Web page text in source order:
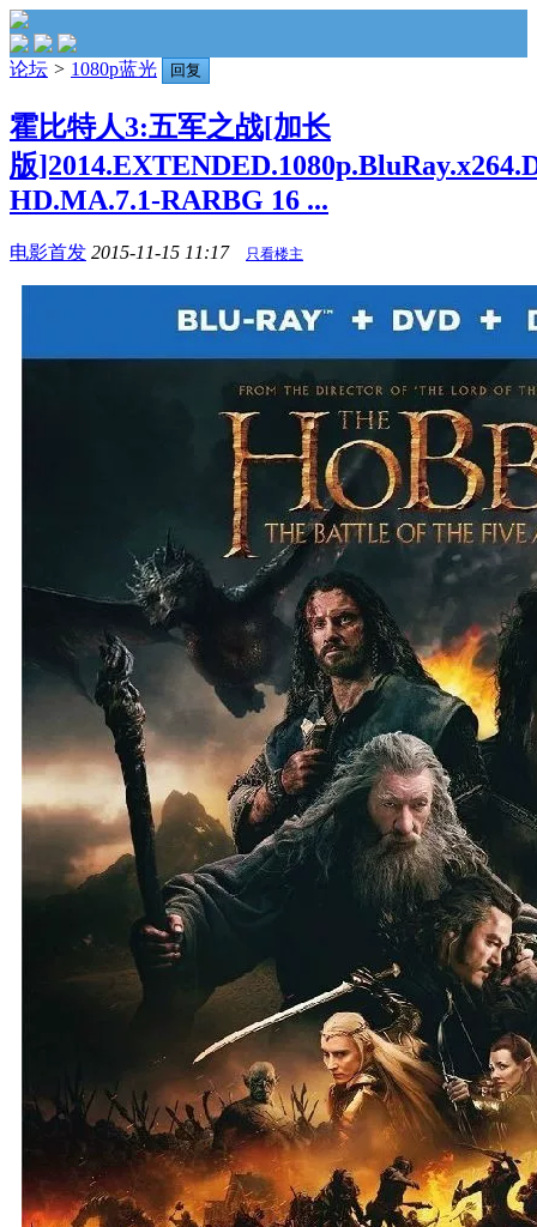
论坛 > 1080p蓝光 回复
霍比特人3:五军之战[加长
版
HD.MA.7.1-RARBG 16 ...
电影首发 2015-11-15 11:17 只看楼主